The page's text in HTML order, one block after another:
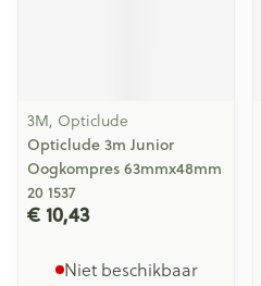
3M, Opticlude
Opticlude 3m Junior
Oogkompres 63mmx48mm
20 1537
€ 10,43
Niet beschikbaar